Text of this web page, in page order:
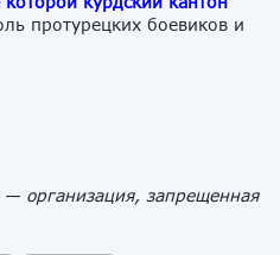
протурецких боевиков и
— организация, запрещенная